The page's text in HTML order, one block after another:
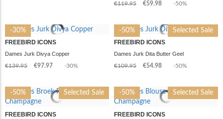
€119.95
€59.98 -50%
-30%
FREEBIRD ICONS
Dames Jurk Divya Copper
€139.95
€97.97 -30%
-50%
Selected Sale
FREEBIRD ICONS
Dames Jurk Dita Butter Geel
€109.95
€54.98 -50%
-50% Selected Sale
FREEBIRD ICONS
-50% Selected Sale
FREEBIRD ICONS